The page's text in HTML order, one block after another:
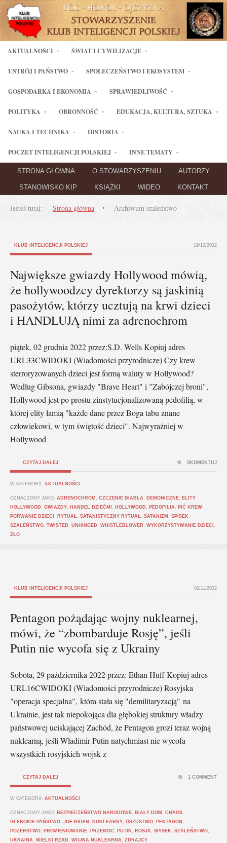
AKTUALNOŚCI ŚWIAT I CYWILIZACJE
USTRÓJ I PAŃSTWO SPOŁECZEŃSTWO I EKOSYSTEM
GOSPODARKA I EKONOMIA SPRAWIEDLIWOŚĆ
POLITYKA OBRONNOŚĆ EDUKACJA, KULTURA, SZTUKA
NAUKA I TECHNIKA HISTORIA
POCZET INTELIGENCJI POLSKIEJ INNE TEMATY
STRONA GŁÓWNA O STOWARZYSZENIU AUTORZY
STANOWISKO KIP KSIĄŻKI WIDEO KONTAKT
Jesteś tutaj: Strona główna Archiwum szaleństwo
KLUB INTELIGENCJI POLSKIEJ 19/12/2022
Największe gwiazdy Hollywood mówią,
że hollywoodzcy dyrektorzy są jaskinią
pasożytów, którzy ucztują na krwi dzieci
i HANDLUJĄ nimi za adrenochrom
piątek, 02 grudnia 2022 przez:S.D. Wells Kopiuj adres
URL33CWIDOKI (Wiadomości przyrodnicze) Czy krew
sterroryzowanych dzieci jest formą waluty w Hollywood?
Według Gibsona, gwiazdy "Brave Heart" i "Zabójczej broni",
Hollywood jest po prostu zinstytucjonalizowaną pedofilią, w
której elity łamią "każde dane przez Boga tabu znane
człowiekowi, w tym świętość dzieci". Najwyraźniej w
Hollywood
CZYTAJ DALEJ
W KATEGORII: AKTUALNOŚCI
OZNACZONY JAKO: ADRENOCHROM CZCZENIE DIABŁA DEMONICZNE
ELITY
HOLLYWOOD
GWIAZDY HANDEL DZIEĆMI HOLLYWOOD PEDOFILIA PIĆ KREW
PORWANIE DZIECI
RYTUAŁ SATANISTYCZNY RYTUAŁ SATANIZM SPISEK
SZALEŃSTWO TWISTED UNHINGED WHISTLEBLOWER WYKORZYSTYWANIE DZIECI
ZŁO
SKOMENTUJ
KLUB INTELIGENCJI POLSKIEJ 02/11/2022
Pentagon pożądając wojny nuklearnej,
mówi, że “zbombarduje Rosję”, jeśli
Putin nie wycofa się z Ukrainy
Sobota, 29 października 2022 przez: Ethan Huff Kopiuj adres
URL16CWIDOKI (Wiadomości przyrodnicze) Rosyjska
"operacja specjalna", która stała się "demilitaryzacją" na
Ukrainie, jest tak niepokojąca dla głębokiej struktury władzy
państwowej uciskającej Zachód, że Pentagon grozi teraz wojną
nuklearną, jeśli Władimir Putin natychmiast nie wycofa
wszystkich rosyjskich wojsk z
CZYTAJ DALEJ
W KATEGORII: AKTUALNOŚCI
OZNACZONY JAKO: BEZPIECZEŃSTWO NARODOWE BIAŁY DOM CHAOS
GŁĘBOKIE PAŃSTWO JOE BIDEN NUKLEARNY OSZUSTWO PENTAGON
POZERSTWO
PROMIENIOWANIE PRZEMOC PUTIN ROSJA SPISEK SZALEŃSTWO
UKRAINA
WIELKI RZĄD WOJNA NUKLEARNA ZDRAJCY
1 COMMENT